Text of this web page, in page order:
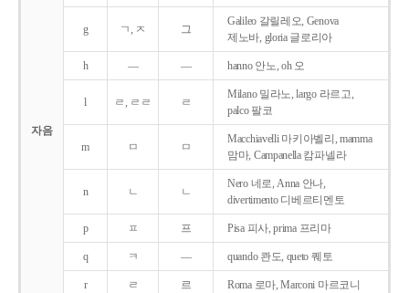
자음
g ㄱ, ㅈ 그
Galileo 갈릴레오, Genova
제노바, gloria 글로리아
h ― ― hanno 안노, oh 오
l ㄹ, ㄹㄹ ㄹ
Milano 밀라노, largo 라르고,
palco 팔코
m ㅁ ㅁ
Macchiavelli 마키아벨리, mamma
맘마, Campanella 캄파넬라
n ㄴ ㄴ
Nero 네로, Anna 안나,
divertimento 디베르티멘토
p ㅍ 프 Pisa 피사, prima 프리마
q ㅋ ― quando 콴도, queto 퀘토
r ㄹ 르 Roma 로마, Marconi 마르코니